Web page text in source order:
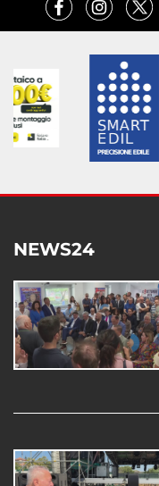
NEWS24